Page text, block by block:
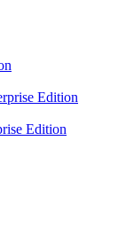
Edition
Edition